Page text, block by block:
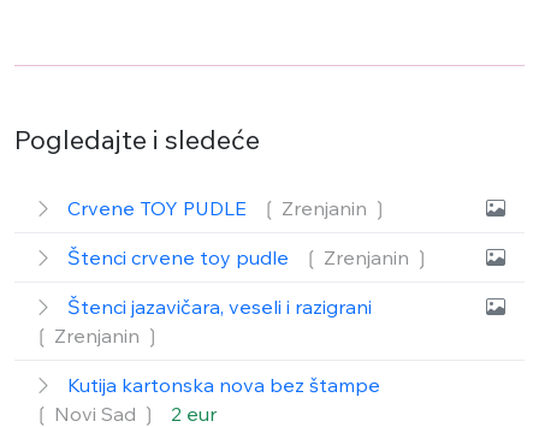
Pogledajte i sledeće
Crvene TOY PUDLE ❲ Zrenjanin ❳
Štenci crvene toy pudle ❲ Zrenjanin ❳
Štenci jazavičara, veseli i razigrani
❲ Zrenjanin ❳
Kutija kartonska nova bez štampe
❲ Novi Sad ❳ 2 eur